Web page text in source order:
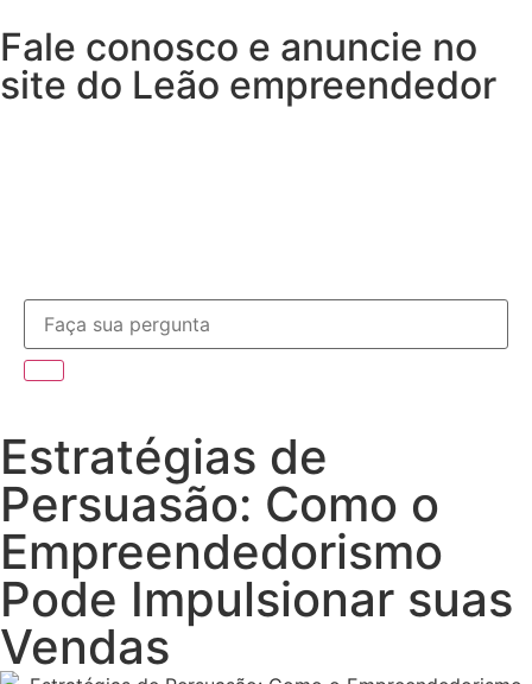
Fale conosco e anuncie no
site do Leão empreendedor
Estratégias de
Persuasão: Como o
Empreendedorismo
Pode Impulsionar suas
Vendas